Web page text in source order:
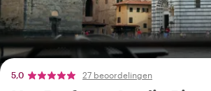
5,0 27 beoordelingen